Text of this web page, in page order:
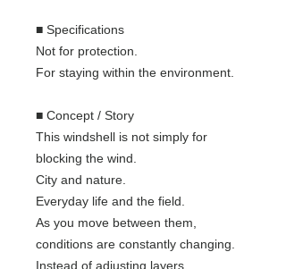
■ Specifications
Not for protection.
For staying within the environment.
■ Concept / Story
This windshell is not simply for
blocking the wind.
City and nature.
Everyday life and the field.
As you move between them,
conditions are constantly changing.
Instead of adjusting layers,